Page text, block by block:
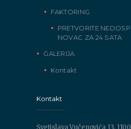
FAKTORING
PRETVORITE
NOVAC ZA 24 SATA
GALERIJA
Kontakt
Kontakt